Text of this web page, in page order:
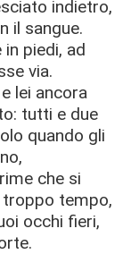
indietro,
il sangue.
piedi, ad
via.
lei ancora
tutti e due
quando gli
che si
tempo,
occhi fieri,